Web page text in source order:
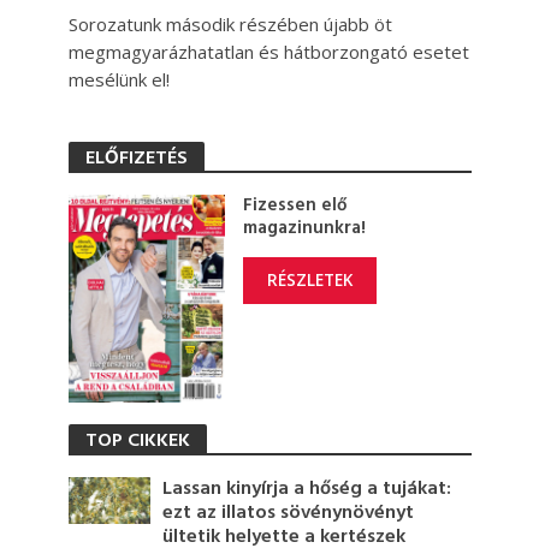
Sorozatunk második részében újabb öt
megmagyarázhatatlan és hátborzongató esetet
mesélünk el!
ELŐFIZETÉS
Fizessen elő
magazinunkra!
RÉSZLETEK
TOP CIKKEK
Lassan kinyírja a hőség a tujákat:
ezt az illatos sövénynövényt
ültetik helyette a kertészek